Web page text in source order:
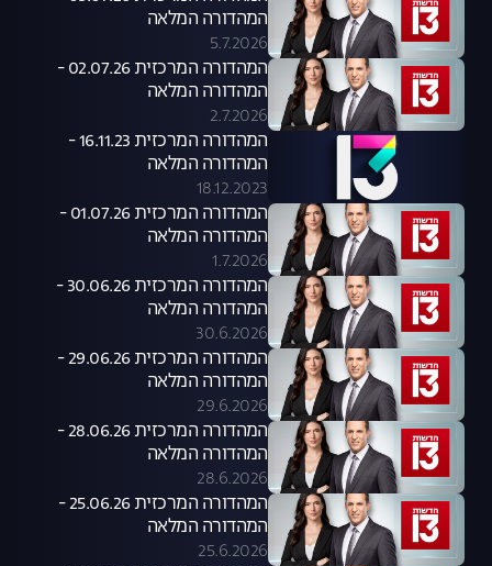
המהדורה המלאה
5.7.2026
המהדורה המרכזית 02.07.26 -
המהדורה המלאה
2.7.2026
המהדורה המרכזית 16.11.23 -
המהדורה המלאה
18.12.2023
המהדורה המרכזית 01.07.26 -
המהדורה המלאה
1.7.2026
המהדורה המרכזית 30.06.26 -
המהדורה המלאה
30.6.2026
המהדורה המרכזית 29.06.26 -
המהדורה המלאה
29.6.2026
המהדורה המרכזית 28.06.26 -
המהדורה המלאה
28.6.2026
המהדורה המרכזית 25.06.26 -
המהדורה המלאה
25.6.2026